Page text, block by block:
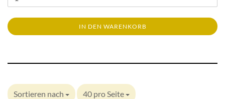
IN DEN WARENKORB
Sortieren nach 40 pro Seite